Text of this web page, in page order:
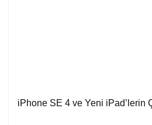
iPhone SE 4 ve Yeni iPad’lerin